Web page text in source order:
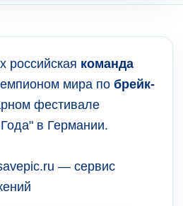
российская команда
мира по брейк-
фестивале
в Германии.